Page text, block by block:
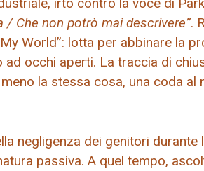
irto contro la voce di
/ Che non potrò mai descrivere”.
World”: lotta per abbinare la
occhi aperti. La traccia di
la stessa cosa, una coda al
negligenza dei genitori durante
passiva. A quel tempo,